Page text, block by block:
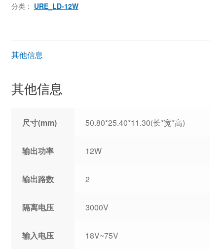
分类： URE_LD-12W
其他信息
其他信息
尺寸(mm) 50.80*25.40*11.30(长*宽*高)
输出功率 12W
输出路数 2
隔离电压 3000V
输入电压 18V~75V